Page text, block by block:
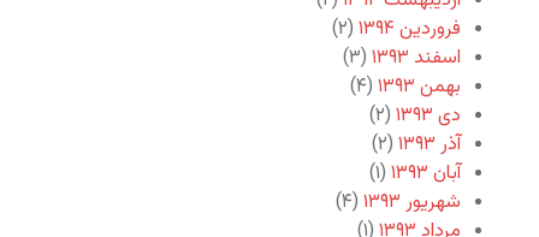
فروردین ۱۳۹۴
(۲)
اسفند ۱۳۹۳
(۳)
بهمن ۱۳۹۳
(۴)
دی ۱۳۹۳
(۲)
آذر ۱۳۹۳
(۲)
آبان ۱۳۹۳
(۱)
شهریور ۱۳۹۳
(۴)